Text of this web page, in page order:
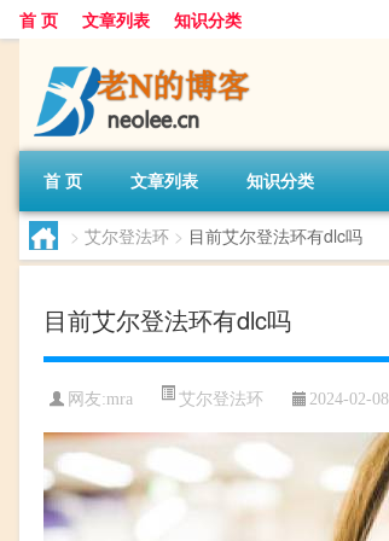
首 页 文章列表 知识分类
首 页 文章列表 知识分类
> 艾尔登法环 > 目前艾尔登法环有dlc吗
目前艾尔登法环有dlc吗
网友:mra 艾尔登法环 2024-02-